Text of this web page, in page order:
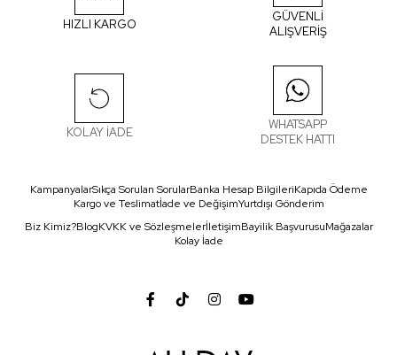
HIZLI KARGO
GÜVENLİ
ALIŞVERİŞ
KOLAY İADE
WHATSAPP
DESTEK HATTI
KampanyalarSıkça Sorulan SorularBanka Hesap BilgileriKapıda Ödeme
Kargo ve Teslimatİade ve DeğişimYurtdışı Gönderim
Biz Kimiz?BlogKVKK ve SözleşmelerİletişimBayilik BaşvurusuMağazalar
Kolay İade